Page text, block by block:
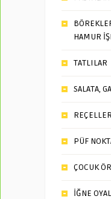
HAMUR
TATLILAR
SALATA,
REÇELLER
PÜF
ÇOCUK
İĞNE